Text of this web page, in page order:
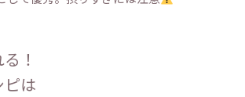
！
は